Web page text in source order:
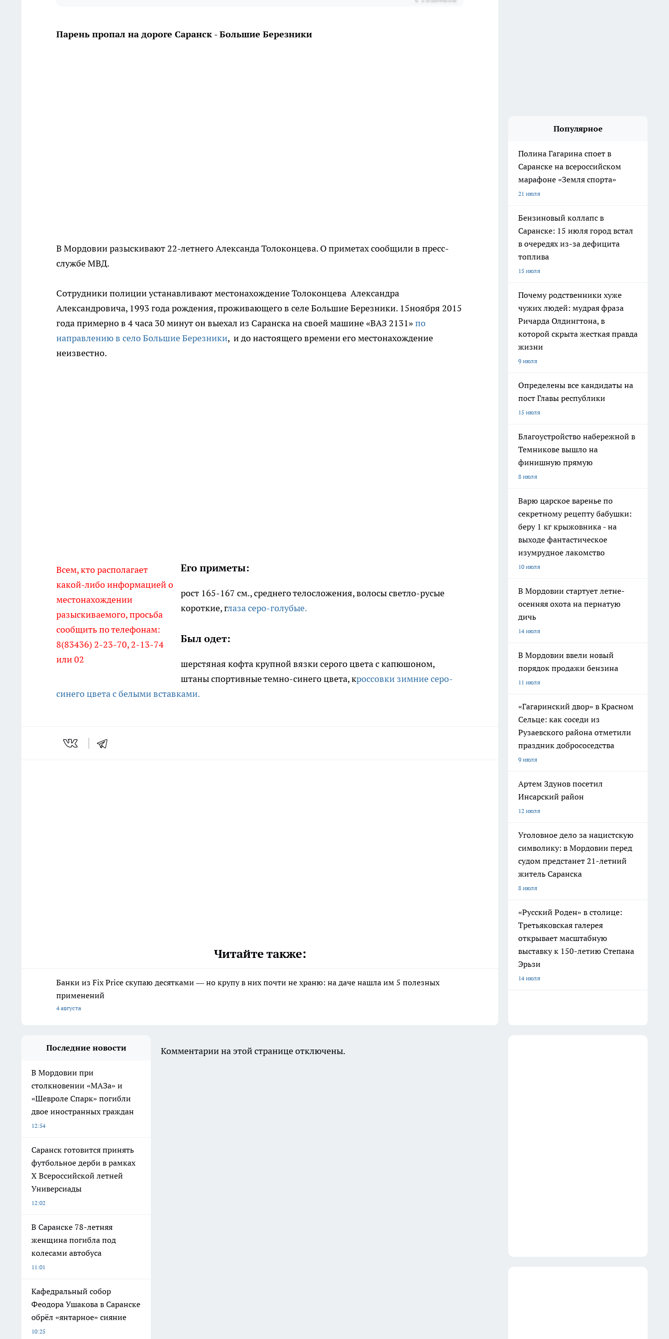
Парень пропал на дороге Саранск - Большие Березники
В Мордовии разыскивают 22-летнего Александа Толоконцева. О приметах сообщили в пресс-
службе МВД.
Сотрудники полиции устанавливают местонахождение Толоконцева Александра
Александровича, 1993 года рождения, проживающего в селе Большие Березники. 15ноября 2015
года примерно в 4 часа 30 минут он выехал из Саранска на своей машине «ВАЗ 2131» по
направлению в село Большие Березники, и до настоящего времени его местонахождение
неизвестно.
Всем, кто располагает
какой-либо информацией о
местонахождении
разыскиваемого, просьба
сообщить по телефонам:
8(83436) 2-23-70, 2-13-74
или 02
Его приметы:
рост 165-167 см., среднего телосложения, волосы светло-русые
короткие, глаза серо-голубые.
Был одет:
шерстяная кофта крупной вязки серого цвета с капюшоном,
штаны спортивные темно-синего цвета, кроссовки зимние серо-
синего цвета с белыми вставками.
Читайте также:
Банки из Fix Price скупаю десятками — но крупу в них почти не храню: на даче нашла им 5 полезных
применений
4 августа
Популярное
Полина Гагарина споет в
Саранске на всероссийском
марафоне «Земля спорта»
21 июля
Бензиновый коллапс в
Саранске: 15 июля город встал
в очередях из-за дефицита
топлива
15 июля
Почему родственники хуже
чужих людей: мудрая фраза
Ричарда Олдингтона, в
которой скрыта жесткая правда
жизни
9 июля
Определены все кандидаты на
пост Главы республики
15 июля
Благоустройство набережной в
Темникове вышло на
финишную прямую
8 июля
Варю царское варенье по
секретному рецепту бабушки:
беру 1 кг крыжовника - на
выходе фантастическое
изумрудное лакомство
10 июля
В Мордовии стартует летне-
осенняя охота на пернатую
дичь
14 июля
В Мордовии ввели новый
порядок продажи бензина
11 июля
«Гагаринский двор» в Красном
Сельце: как соседи из
Рузаевского района отметили
праздник добрососедства
9 июля
Артем Здунов посетил
Инсарский район
12 июля
Уголовное дело за нацистскую
символику: в Мордовии перед
судом предстанет 21-летний
житель Саранска
8 июля
«Русский Роден» в столице:
Третьяковская галерея
открывает масштабную
выставку к 150-летию Степана
Эрьзи
14 июля
Последние новости
В Мордовии при
столкновении «МАЗа» и
«Шевроле Спарк» погибли
двое иностранных граждан
12:54
Саранск готовится принять
футбольное дерби в рамках
X Всероссийской летней
Универсиады
12:02
В Саранске 78-летняя
женщина погибла под
колесами автобуса
11:01
Кафедральный собор
Феодора Ушакова в Саранске
обрёл «янтарное» сияние
10:25
Комментарии на этой странице отключены.